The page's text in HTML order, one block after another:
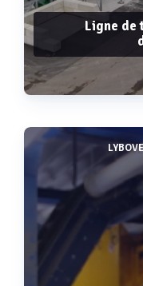
Ligne de